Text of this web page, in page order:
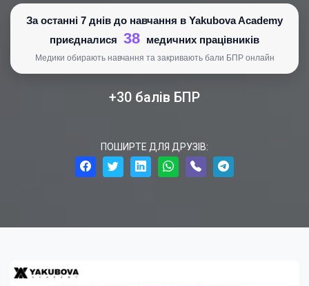
За останні 7 днів до навчання в Yakubova Academy
приєдналися 38 медичних працівників
Медики обирають навчання та закривають бали БПР онлайн
+30 балів БПР
ПОШИРТЕ ДЛЯ ДРУЗІВ: